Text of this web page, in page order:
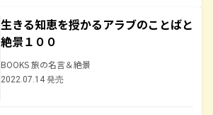
生きる知恵を授かるアラブのことばと
絶景１００
BOOKS 旅の名言＆絶景
2022.07.14 発売